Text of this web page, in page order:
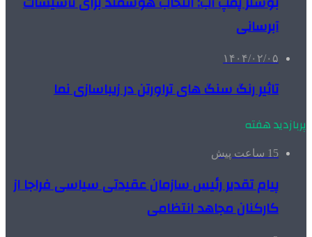
آبرسانی
۱۴۰۴/۰۲/۰۵
تاثیر رنگ سنگ های تراورتن در زیباسازی نما
پربازدید هفته
15 ساعت پیش
پیام تقدیر رئیس سازمان عقیدتی سیاسی فراجا از
کارکنان مجاهد انتظامی